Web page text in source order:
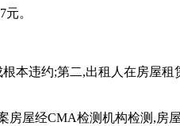
。
本违约;第二,出租人在房屋
屋经CMA检测机构检测,房